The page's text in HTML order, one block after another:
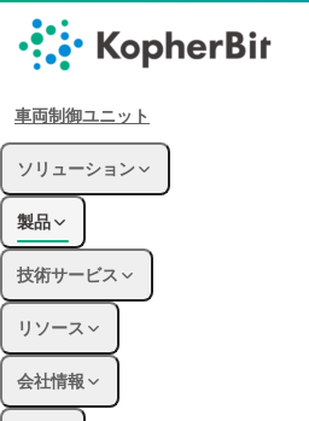
車両制御ユニット
ソリューション
製品
技術サービス
リソース
会社情報